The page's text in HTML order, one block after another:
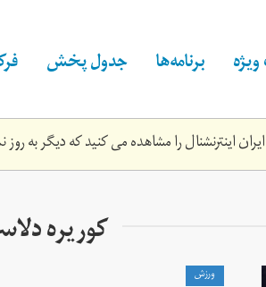
برنامه‌ها جدول پخش
اینترنشنال را مشاهده می کنید که دیگر به
کوریره
ورزش